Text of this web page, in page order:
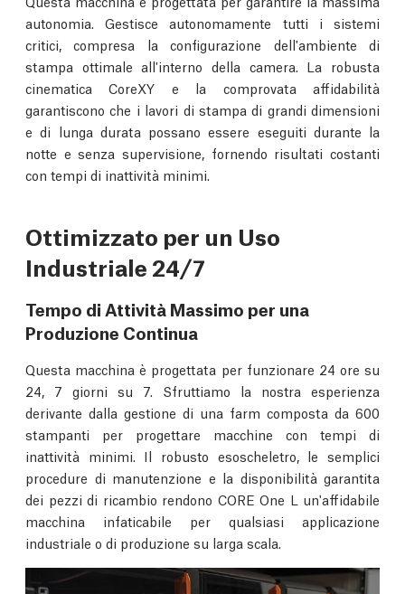
autonomia. Gestisce autonomamente tutti i sistemi
critici, compresa la configurazione dell'ambiente di
stampa ottimale all'interno della camera. La robusta
cinematica CoreXY e la comprovata affidabilità
garantiscono che i lavori di stampa di grandi dimensioni
e di lunga durata possano essere eseguiti durante la
notte e senza supervisione, fornendo risultati costanti
con tempi di inattività minimi.
Ottimizzato per un Uso
Industriale 24/7
Tempo di Attività Massimo per una
Produzione Continua
Questa macchina è progettata per funzionare 24 ore su
24, 7 giorni su 7. Sfruttiamo la nostra esperienza
derivante dalla gestione di una farm composta da 600
stampanti per progettare macchine con tempi di
inattività minimi. Il robusto esoscheletro, le semplici
procedure di manutenzione e la disponibilità garantita
dei pezzi di ricambio rendono CORE One L un'affidabile
macchina infaticabile per qualsiasi applicazione
industriale o di produzione su larga scala.